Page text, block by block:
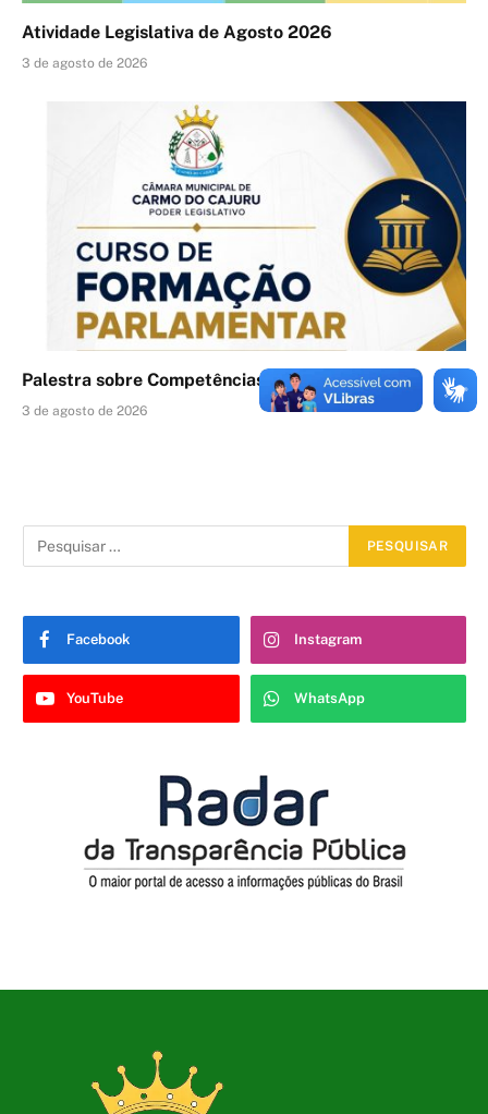
Atividade Legislativa de Agosto 2026
3 de agosto de 2026
Palestra sobre Competências Legislativas
3 de agosto de 2026
Facebook Instagram
YouTube WhatsApp